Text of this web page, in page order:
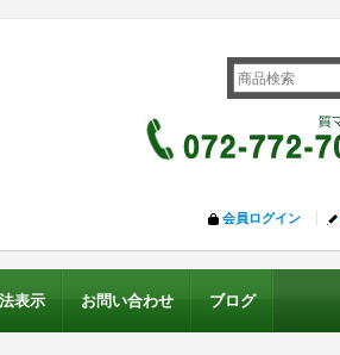
会員ログイン
表示 お問い合わせ ブログ